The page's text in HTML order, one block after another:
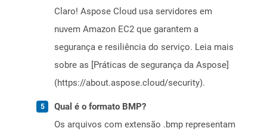
Claro! Aspose Cloud usa servidores em
nuvem Amazon EC2 que garantem a
segurança e resiliência do serviço. Leia mais
sobre as [Práticas de segurança da Aspose]
(https://about.aspose.cloud/security).
Qual é o formato BMP?
Os arquivos com extensão .bmp representam